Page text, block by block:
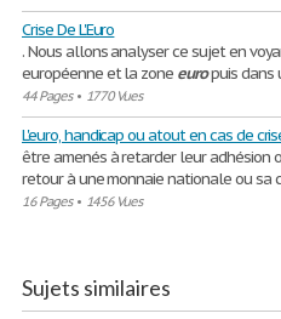
Crise De L'Euro
. Nous allons analyser ce sujet en
européenne et la zone europuis dans
44 Pages• 1770 Vues
L'euro, handicap ou atout en cas de
être amenés à retarder leur adhésion
retour à une monnaie nationale ou sa
16 Pages• 1456 Vues
Sujets similaires